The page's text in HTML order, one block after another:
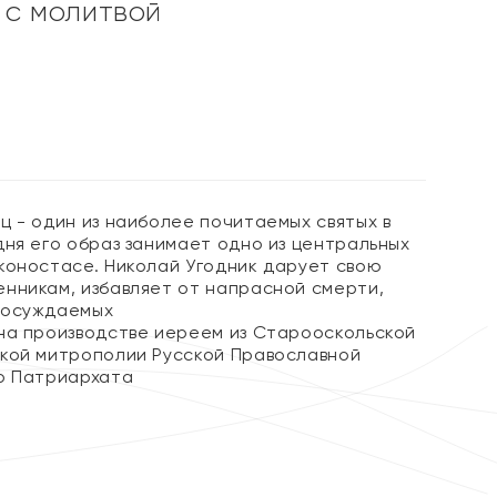
молитвой
- один из наиболее почитаемых святых в
его образ занимает одно из центральных
Николай Угодник дарует свою
избавляет от напрасной смерти,
производстве иереем из Старооскольской
митрополии Русской Православной
Патриархата